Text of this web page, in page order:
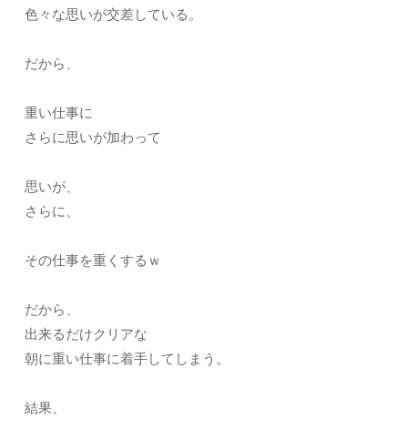
色々な思いが交差している。
だから、
重い仕事に
さらに思いが加わって
思いが、
さらに、
その仕事を重くするｗ
だから、
出来るだけクリアな
朝に重い仕事に着手してしまう。
結果、